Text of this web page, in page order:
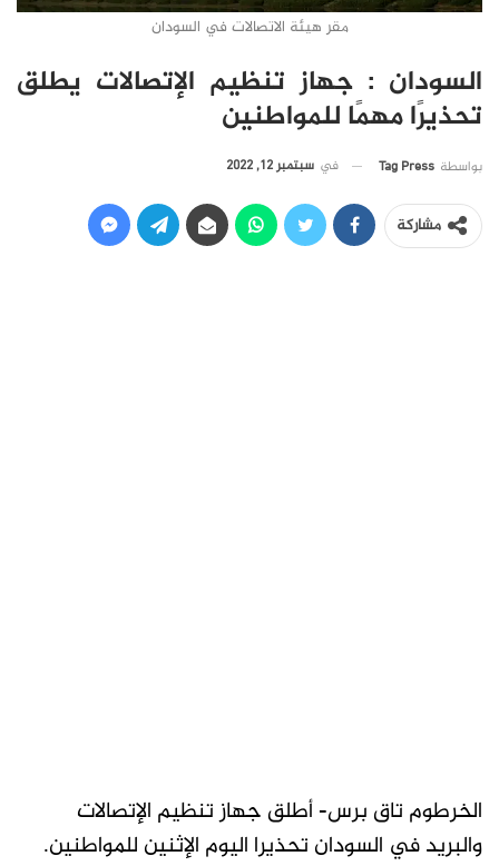
مقر هيئة الاتصالات في السودان
السودان : جهاز تنظيم الإتصالات يطلق
تحذيرًا مهمًا للمواطنين
بواسطة Tag Press في سبتمبر 12, 2022
مشاركة
الخرطوم تاق برس- أطلق جهاز تنظيم الإتصالات
والبريد في السودان تحذيرا اليوم الإثنين للمواطنين.